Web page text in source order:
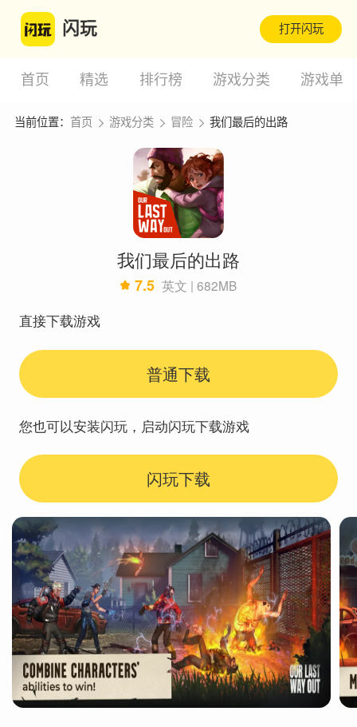
闪玩 打开闪玩
首页 精选 排行榜 游戏分类 游戏单
当前位置： 首页 游戏分类 冒险 我们最后的出路
我们最后的出路
7.5 英文 | 682MB
直接下载游戏
普通下载
您也可以安装闪玩，启动闪玩下载游戏
闪玩下载